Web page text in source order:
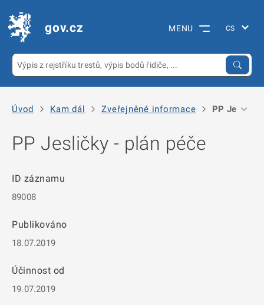
gov.cz MENU
Úvod Kam dál Zveřejněné informace PP Jesličky
PP Jesličky - plán péče
ID záznamu
89008
Publikováno
18.07.2019
Účinnost od
19.07.2019